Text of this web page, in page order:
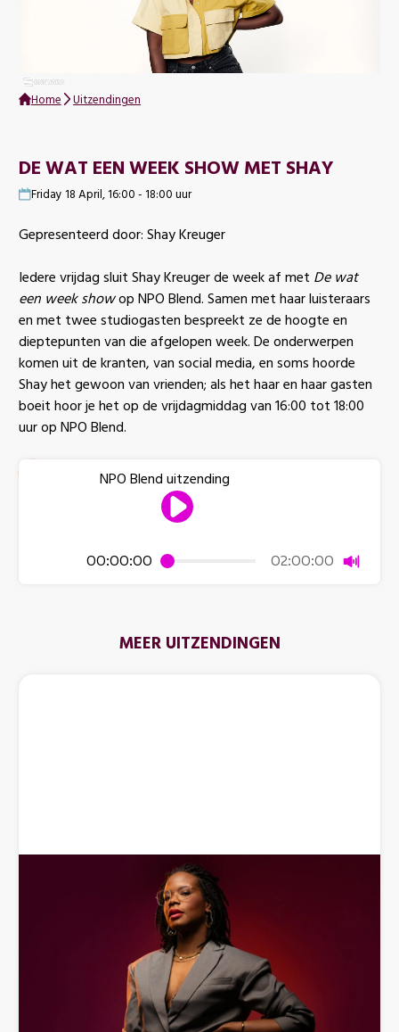
Home Uitzendingen
DE WAT EEN WEEK SHOW MET SHAY
Friday 18 April, 16:00 - 18:00 uur
Gepresenteerd door: Shay Kreuger
Iedere vrijdag sluit Shay Kreuger de week af met De wat
een week showop NPO Blend. Samen met haar luisteraars
en met twee studiogasten bespreekt ze de hoogte en
dieptepunten van die afgelopen week. De onderwerpen
komen uit de kranten, van social media, en soms hoorde
Shay het gewoon van vrienden; als het haar en haar gasten
boeit hoor je het op de vrijdagmiddag van 16:00 tot 18:00
uur op NPO Blend.
00:00:00 02:00:00 Dempen
NPO Blend uitzending
MEER UITZENDINGEN